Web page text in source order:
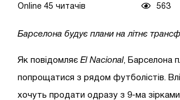
Online 45 читачів 563
Барселона будує плани на літнє
Як повідомляє El Nacional , Барселона
попрощатися з рядом футболістів.
хочуть продати одразу з 9-ма